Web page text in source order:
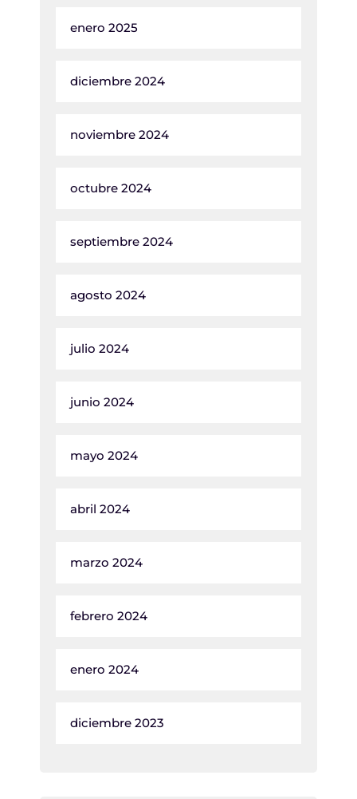
enero 2025
diciembre 2024
noviembre 2024
octubre 2024
septiembre 2024
agosto 2024
julio 2024
junio 2024
mayo 2024
abril 2024
marzo 2024
febrero 2024
enero 2024
diciembre 2023